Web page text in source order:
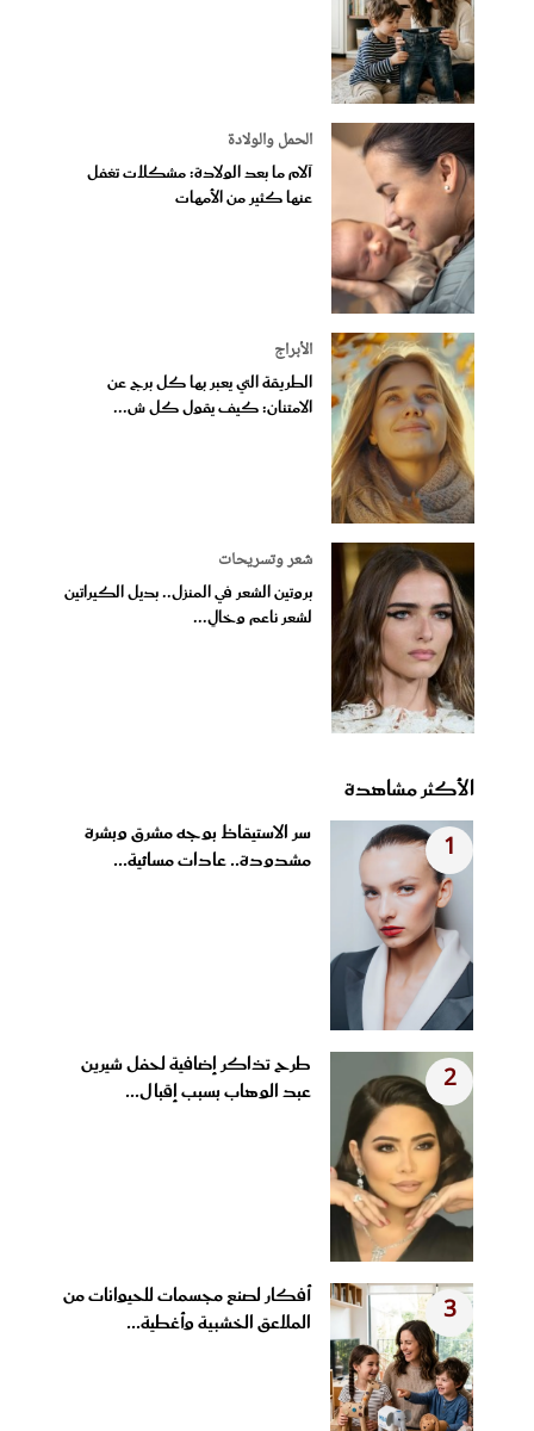
الحمل والولادة
آلام ما بعد الولادة: مشكلات تغفل
عنها كثير من الأمهات
الأبراج
الطريقة التي يعبر بها كل برج عن
الامتنان: كيف يقول كل ش...
شعر وتسريحات
بروتين الشعر في المنزل.. بديل الكيراتين
لشعر ناعم وخالٍ...
الأكثر مشاهدة
1
سر الاستيقاظ بوجه مشرق وبشرة
مشدودة.. عادات مسائية...
2
طرح تذاكر إضافية لحفل شيرين
عبد الوهاب بسبب إقبال...
3
أفكار لصنع مجسمات للحيوانات من
الملاعق الخشبية وأغطية...